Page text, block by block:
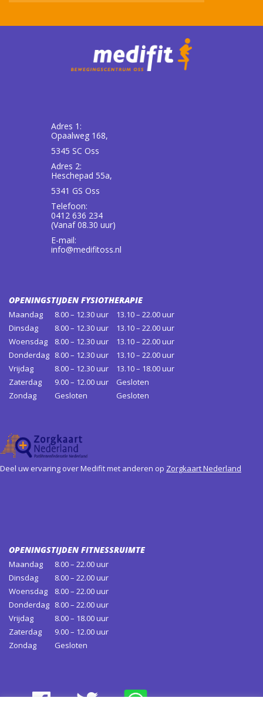
Adres 1:
Opaalweg 168,
5345 SC Oss
Adres 2:
Heschepad 55a,
5341 GS Oss
Telefoon:
0412 636 234
(Vanaf 08.30 uur)
E-mail:
info@medifitoss.nl
OPENINGSTIJDEN FYSIOTHERAPIE
Maandag 8.00 – 12.30 uur
13.10 – 22.00 uur
Dinsdag
8.00 – 12.30 uur
13.10 – 22.00 uur
Woensdag
8.00 – 12.30 uur
13.10 – 22.00 uur
Donderdag 8.00 – 12.30 uur
13.10 – 22.00 uur
Vrijdag
8.00 – 12.30 uur
13.10 – 18.00 uur
Zaterdag
9.00 – 12.00 uur
Gesloten
Zondag
Gesloten Gesloten
Deel uw ervaring over Medifit met anderen op Zorgkaart Nederland
OPENINGSTIJDEN FITNESSRUIMTE
Maandag
8.00 – 22.00 uur
Dinsdag
8.00 – 22.00 uur
Woensdag
8.00 – 22.00 uur
Donderdag 8.00 – 22.00 uur
Vrijdag
8.00 – 18.00 uur
Zaterdag
9.00 – 12.00 uur
Zondag
Gesloten